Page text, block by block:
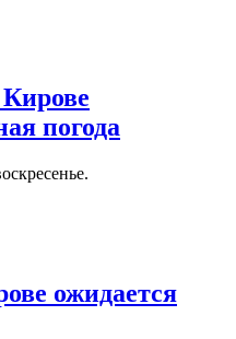
погода
ожидается